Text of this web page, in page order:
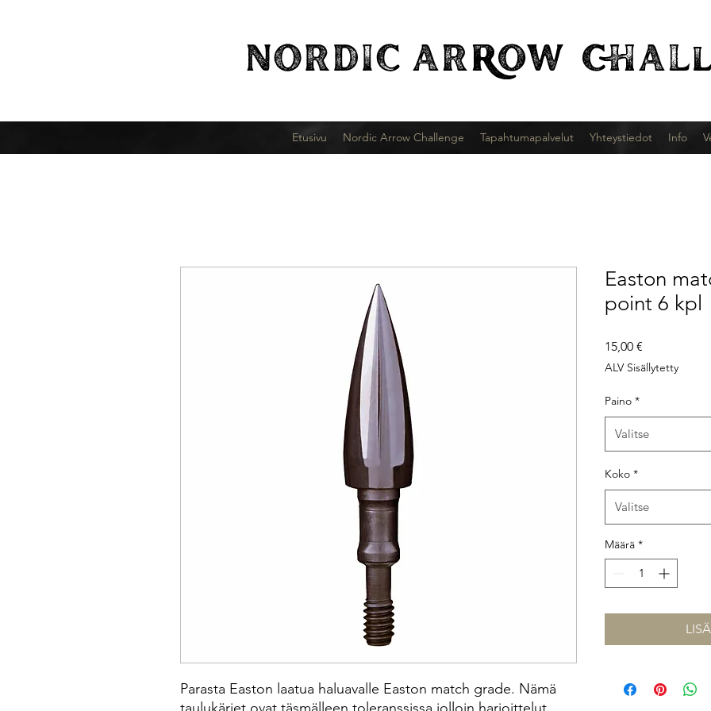
NORDIC ARROW
Etusivu Nordic Arrow Challenge Tapahtumapalvelut Yhteystiedot Info
Parasta Easton laatua haluavalle Easton match grade. Nämä
Easton
point 6 kpl
15,00 €
ALV Sisällytetty
Paino *
Valitse
Koko *
Valitse
Määrä *